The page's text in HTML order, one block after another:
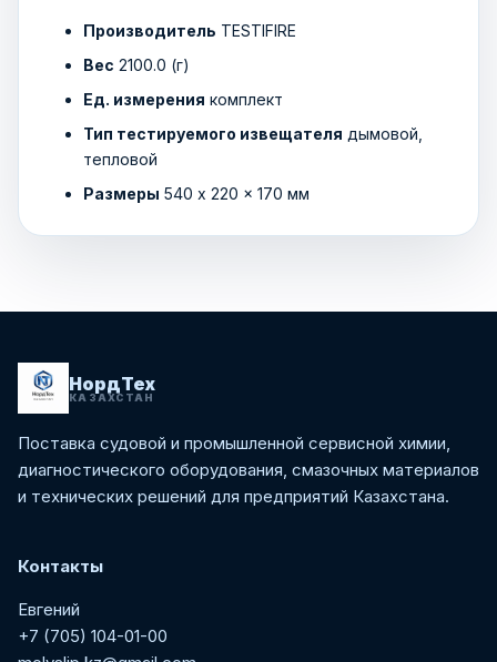
Производитель TESTIFIRE
Вес 2100.0 (г)
Ед. измерения комплект
Тип тестируемого извещателя дымовой,
тепловой
Размеры 540 x 220 x 170 мм
НордТех
КАЗАХСТАН
Поставка судовой и промышленной сервисной химии,
диагностического оборудования, смазочных материалов
и технических решений для предприятий Казахстана.
Контакты
Евгений
+7 (705) 104-01-00